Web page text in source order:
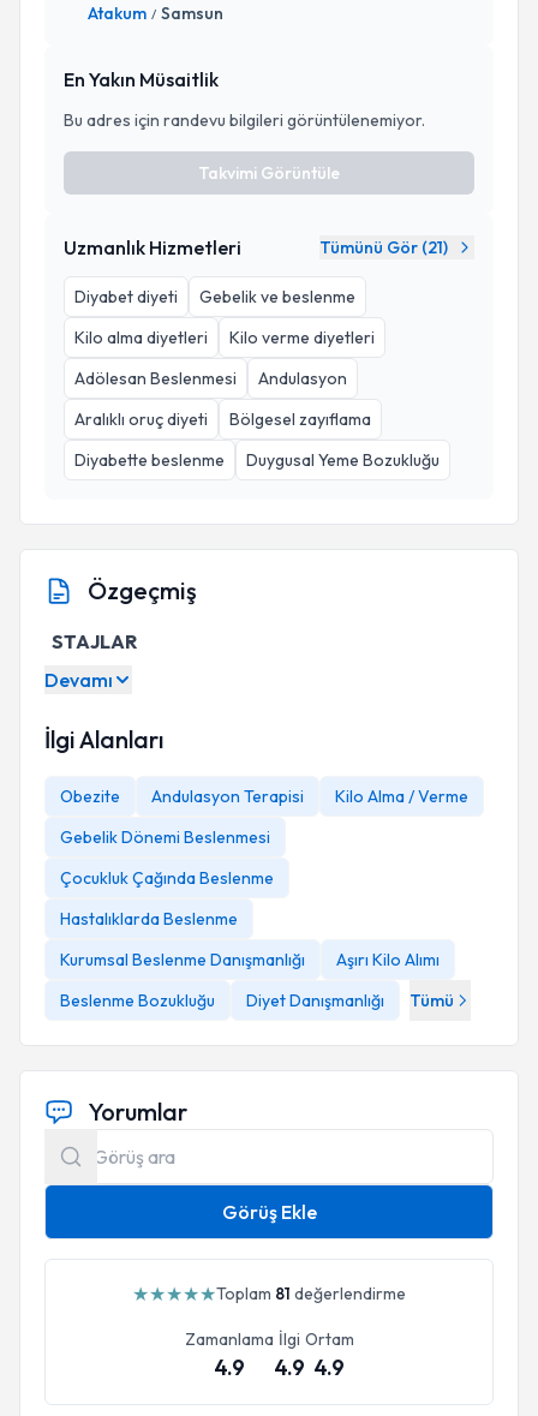
Atakum / Samsun
En Yakın Müsaitlik
Bu adres için randevu bilgileri görüntülenemiyor.
Takvimi Görüntüle
Uzmanlık Hizmetleri Tümünü Gör (21)
Diyabet diyeti
Gebelik ve beslenme
Kilo alma diyetleri
Kilo verme diyetleri
Adölesan Beslenmesi
Andulasyon
Aralıklı oruç diyeti
Bölgesel zayıflama
Diyabette beslenme
Duygusal Yeme Bozukluğu
Özgeçmiş
STAJLAR
Zeynep Ceylan Beslenme ve Diyet Danışmanlık
İstanbul Esenler Medipol Hastanesi (2021 -
2021)
Samsun VM Medical Park Hastanesi (2020 -
Medicana International Samsun
Hastanesi (2020 - 2020)
2021 ETKİN KAMPÜS/ İlk-Orta-İleri
Düzey CHO
Sayımı
2021 HALİÇ ÜNİVERSİTESİ/ Diyetisyen
Simülasyonu Uygulama
Eğitimi
2021 TÜRKİYE DİYABET DERNEĞİ/ 6.
Diyabet Tedavi Sempozyumu
2021 METABOLİK VE BARİATRİK
CERRAHİ DİYETİSYENLİĞİ DERNEĞİ/Bariatrik
Cerrahide Multidisipliner Yaklaşım
Devamı
İlgi Alanları
Obezite Andulasyon Terapisi
Kilo Alma / Verme
Gebelik Dönemi Beslenmesi
Çocukluk Çağında Beslenme
Hastalıklarda Beslenme
Kurumsal Beslenme Danışmanlığı
Aşırı Kilo Alımı
Beslenme Bozukluğu
Diyet Danışmanlığı Tümü
Yorumlar
Görüş Ekle
★★★★★Toplam 81 değerlendirme
Zamanlama
4.9
İlgi
4.9
Ortam
4.9